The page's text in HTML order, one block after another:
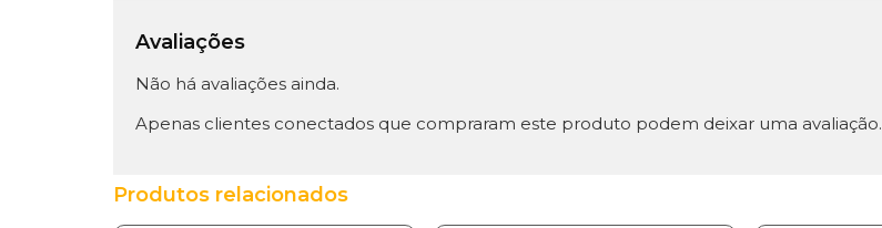
Avaliações
Não há avaliações ainda.
Apenas clientes conectados que compraram este produto podem deixar uma avaliação.
Produtos relacionados